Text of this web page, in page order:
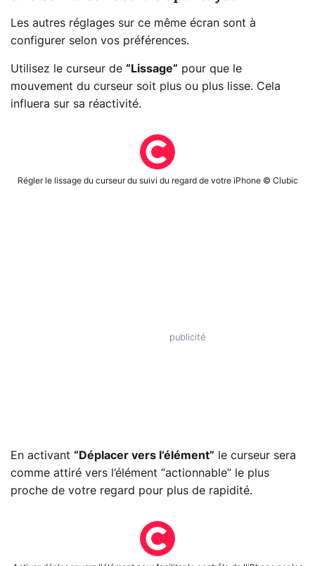
Les autres réglages sur ce même écran sont à
configurer selon vos préférences.
Utilisez le curseur de “Lissage” pour que le
mouvement du curseur soit plus ou plus lisse. Cela
influera sur sa réactivité.
Régler le lissage du curseur du suivi du regard de votre iPhone © Clubic
En activant “Déplacer vers l’élément” le curseur sera
comme attiré vers l’élément “actionnable” le plus
proche de votre regard pour plus de rapidité.